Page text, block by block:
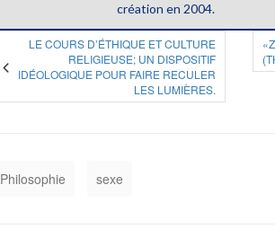
création en 2004.
LE COURS D’ÉTHIQUE ET CULTURE
RELIGIEUSE; UN DISPOSITIF
IDÉOLOGIQUE POUR FAIRE RECULER
LES LUMIÈRES.
Philosophie sexe